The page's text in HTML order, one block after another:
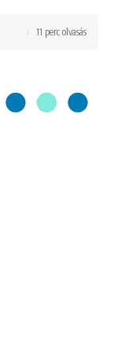
11 perc olvasás